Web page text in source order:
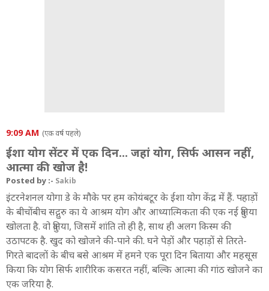
9:09 AM (एक वर्ष पहले)
ईशा योग सेंटर में एक दिन... जहां योग, सिर्फ आसन नहीं,
आत्मा की खोज है!
Posted by :- Sakib
इंटरनेशनल योगा डे के मौके पर हम कोयंबटूर के ईशा योग केंद्र में हैं. पहाड़ों
के बीचोंबीच सद्गुरु का ये आश्रम योग और आध्यात्मिकता की एक नई दुनिया
खोलता है. वो दुनिया, जिसमें शांति तो ही है, साथ ही अलग किस्म की
उठापटक है. खुद को खोजने की-पाने की. घने पेड़ों और पहाड़ों से तिरते-
गिरते बादलों के बीच बसे आश्रम में हमने एक पूरा दिन बिताया और महसूस
किया कि योग सिर्फ शारीरिक कसरत नहीं, बल्कि आत्मा की गांठ खोजने का
एक जरिया है.